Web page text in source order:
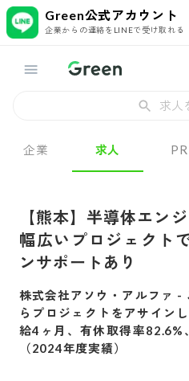
Green公式アカウント
企業からの連絡をLINEで受け取れる
求人
企業 求人 PR
【熊本】半導体エン
幅広いプロジェクト
ンサポートあり
株式会社アソウ・アルファ -
らプロジェクトをアサイン
給4ヶ月、有休取得率82.6%
（2024年度実績）